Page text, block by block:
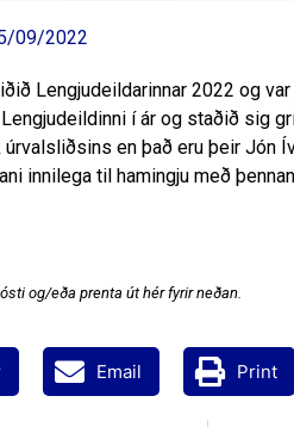
09/2022
Lengjudeildarinnar 2022 og
í ár og staðið sig
en það eru þeir Jón
innilega til hamingju með
og/eða prenta út hér fyrir neðan.
Email Print